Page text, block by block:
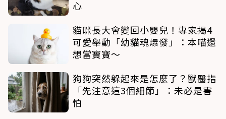
心
貓咪長大會變回小嬰兒！專家揭4
可愛舉動「幼貓魂爆發」：本喵還
想當寶寶～
狗狗突然躲起來是怎麼了？獸醫指
「先注意這3個細節」：未必是害
怕